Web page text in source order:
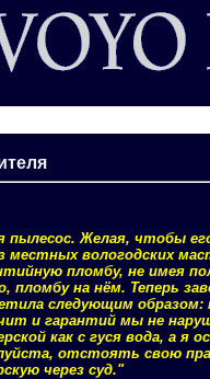
пылесос. Желая, чтобы
местных вологодских
пломбу, не имея
пломбу на нём. Теперь
следующим
и гарантий мы не
как с гуся вода, а я
отстоять свою
через суд."